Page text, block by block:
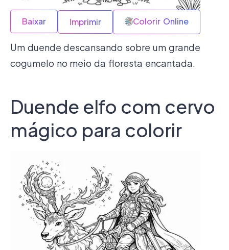
Baixar Imprimir Colorir Online
Um duende descansando sobre um grande
cogumelo no meio da floresta encantada.
Duende elfo com cervo
mágico para colorir